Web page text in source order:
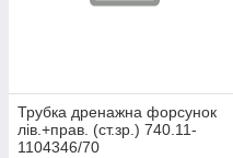
Трубка дренажна форсунок
лів.+прав. (ст.зр.) 740.11-
1104346/70